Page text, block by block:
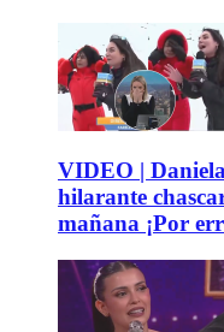
VIDEO |
hilarante
mañana ¡Por